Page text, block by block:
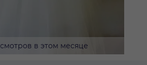
в этом месяце